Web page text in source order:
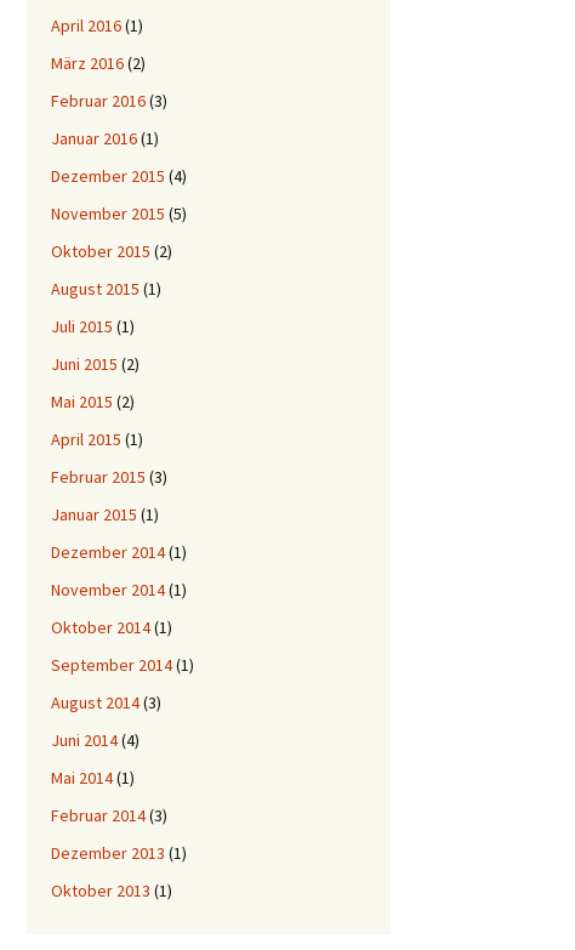
April 2016(1)
März 2016(2)
Februar 2016(3)
Januar 2016(1)
Dezember 2015 (4)
November 2015 (5)
Oktober 2015 (2)
August 2015 (1)
Juli 2015 (1)
Juni 2015 (2)
Mai 2015 (2)
April 2015 (1)
Februar 2015 (3)
Januar 2015 (1)
Dezember 2014(1)
November 2014(1)
Oktober 2014(1)
September 2014(1)
August 2014(3)
Juni 2014(4)
Mai 2014(1)
Februar 2014(3)
Dezember 2013 (1)
Oktober 2013 (1)